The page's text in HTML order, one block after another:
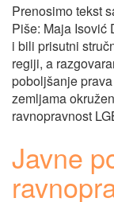
Prenosimo tekst
Piše: Maja Isović
i bili prisutni
regiji, a
poboljšanje
zemljama
ravnopravnost
Javne